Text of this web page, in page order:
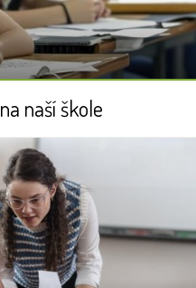
naší škole